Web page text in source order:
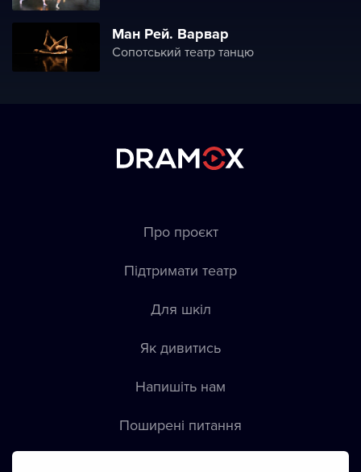
Ман Рей. Варвар
Сопотський театр танцю
Про проєкт
Підтримати театр
Для шкіл
Як дивитись
Напишіть нам
Пoширені питання